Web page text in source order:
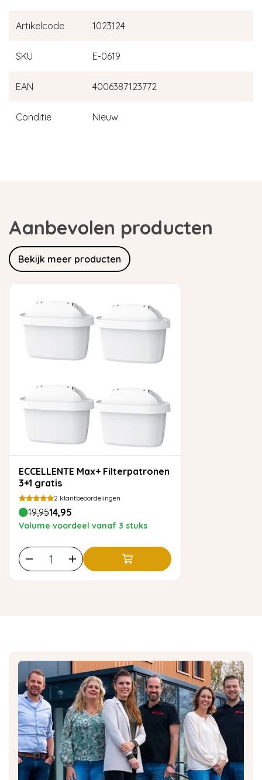
Artikelcode 1023124
SKU E-0619
EAN 4006387123772
Conditie Nieuw
Aanbevolen producten
Bekijk meer producten
ECCELLENTE Max+ Filterpatronen
3+1 gratis
2 klantbeoordelingen
19,9514,95
Volume voordeel vanaf 3 stuks